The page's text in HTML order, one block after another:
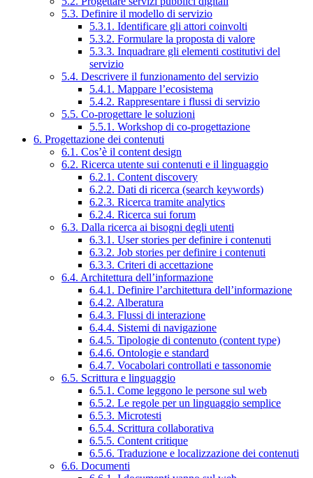
5.3. Definire il modello di servizio
5.3.1. Identificare gli attori coinvolti
5.3.2. Formulare la proposta di valore
5.3.3. Inquadrare gli elementi costitutivi del
servizio
5.4. Descrivere il funzionamento del servizio
5.4.1. Mappare l’ecosistema
5.4.2. Rappresentare i flussi di servizio
5.5. Co-progettare le soluzioni
5.5.1. Workshop di co-progettazione
6. Progettazione dei contenuti
6.1. Cos’è il content design
6.2. Ricerca utente sui contenuti e il linguaggio
6.2.1. Content discovery
6.2.2. Dati di ricerca (search keywords)
6.2.3. Ricerca tramite analytics
6.2.4. Ricerca sui forum
6.3. Dalla ricerca ai bisogni degli utenti
6.3.1. User stories per definire i contenuti
6.3.2. Job stories per definire i contenuti
6.3.3. Criteri di accettazione
6.4. Architettura dell’informazione
6.4.1. Definire l’architettura dell’informazione
6.4.2. Alberatura
6.4.3. Flussi di interazione
6.4.4. Sistemi di navigazione
6.4.5. Tipologie di contenuto (content type)
6.4.6. Ontologie e standard
6.4.7. Vocabolari controllati e tassonomie
6.5. Scrittura e linguaggio
6.5.1. Come leggono le persone sul web
6.5.2. Le regole per un linguaggio semplice
6.5.3. Microtesti
6.5.4. Scrittura collaborativa
6.5.5. Content critique
6.5.6. Traduzione e localizzazione dei contenuti
6.6. Documenti